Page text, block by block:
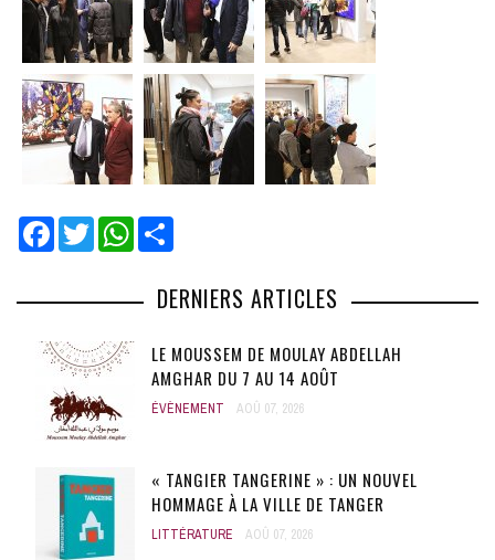
Facebook
TwitterWhatsApp
DERNIERS ARTICLES
LE MOUSSEM DE MOULAY ABDELLAH
AMGHAR DU 7 AU 14 AOÛT
ÉVÈNEMENT AOÛ 07, 2026
« TANGIER TANGERINE » : UN NOUVEL
HOMMAGE À LA VILLE DE TANGER
LITTÉRATURE AOÛ 07, 2026